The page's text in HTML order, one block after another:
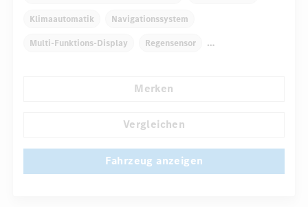
Klimaautomatik Navigationssystem
Multi-Funktions-Display Regensensor
Reifendruckkontrolle
Merken
Vergleichen
Fahrzeug anzeigen